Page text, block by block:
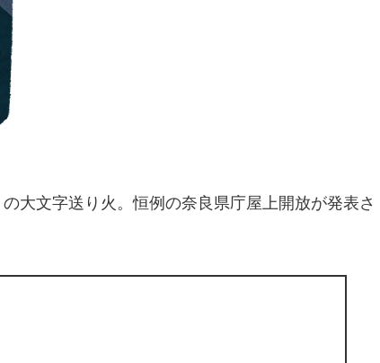
大文字送り火。恒例の奈良県庁屋上開放が発表さ